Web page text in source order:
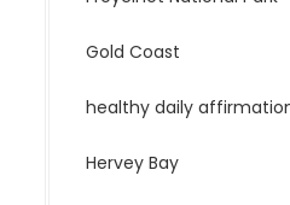
Gold Coast
healthy daily
Hervey Bay